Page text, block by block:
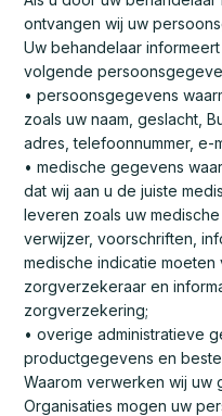
ontvangen wij uw
Uw behandelaar
volgende
• persoonsgegevens
zoals uw naam, geslacht,
adres, telefoonnummer, e-
• medische gegevens
dat wij aan u de juiste
leveren zoals uw
verwijzer, voorschriften,
medische indicatie
zorgverzekeraar en
zorgverzekering;
• overige administratieve
productgegevens en
Waarom verwerken wij uw
Organisaties mogen uw